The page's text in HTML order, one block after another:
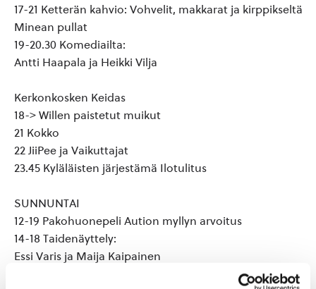
17-21 Ketterän kahvio: Vohvelit, makkarat ja kirppikseltä
Minean pullat
19-20.30 Komediailta:
Antti Haapala ja Heikki Vilja
Kerkonkosken Keidas
18-> Willen paistetut muikut
21 Kokko
22 JiiPee ja Vaikuttajat
23.45 Kyläläisten järjestämä Ilotulitus
SUNNUNTAI
12-19 Pakohuonepeli Aution myllyn arvoitus
14-18 Taidenäyttely:
Essi Varis ja Maija Kaipainen